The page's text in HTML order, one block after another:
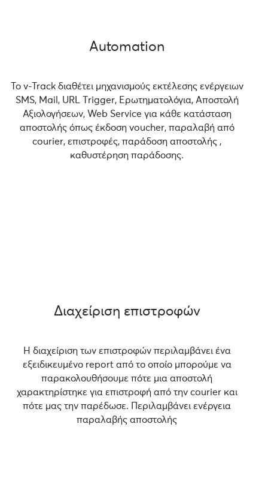
Automation
Το v-Track διαθέτει μηχανισμούς εκτέλεσης ενέργειων
SMS, Mail, URL Τrigger, Ερωτηματολόγια, Αποστολή
Αξιολογήσεων, Web Service για κάθε κατάσταση
αποστολής όπως έκδοση voucher, παραλαβή από
courier, επιστροφές, παράδοση αποστολής ,
καθυστέρηση παράδοσης.
Διαχείριση επιστροφών
Η διαχείριση των επιστροφών περιλαμβάνει ένα
εξειδικευμένο report από το οποίο μπορούμε να
παρακολουθήσουμε πότε μια αποστολή
χαρακτηρίστηκε για επιστροφή από την courier και
πότε μας την παρέδωσε. Περιλαμβάνει ενέργεια
παραλαβής αποστολής